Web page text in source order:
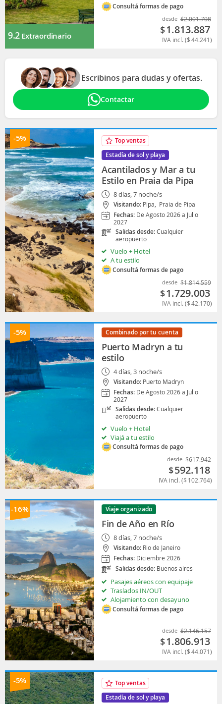
9.2Extraordinario
Consultá formas de pago
desde $2.001.708
$1.813.887
IVA incl. ($44.241)
Escribinos para dudas y ofertas.
Contactar
-5%
Top ventas
Estadía de sol y playa
Acantilados y Mar a tu
Estilo en Praia da Pipa
8 días, 7 noche/s
Visitando: Pipa, Praia de Pipa
Fechas: De Agosto 2026 a Julio
2027
Salidas desde:Cualquier
aeropuerto
Vuelo + Hotel
A tu estilo
Consultá formas de pago
desde $1.814.559
$1.729.003
IVA incl. ($42.170)
-5% Combinado por tu cuenta
Puerto Madryn a tu
estilo
4 días, 3 noche/s
Visitando: Puerto Madryn
Fechas: De Agosto 2026 a Julio
2027
Salidas desde:Cualquier
aeropuerto
Vuelo + Hotel
Viajá a tu estilo
Consultá formas de pago
desde $617.942
$592.118
IVA incl. ($ 102.764)
-16% Viaje organizado
Fin de Año en Río
8 días, 7 noche/s
Visitando: Rio de Janeiro
Fechas: Diciembre 2026
Salidas desde: Buenos aires
Pasajes aéreos con equipaje
Traslados IN/OUT
Alojamiento con desayuno
Consultá formas de pago
desde $2.146.157
$1.806.913
IVA incl. ($44.071)
-5%
Top ventas
Estadía de sol y playa